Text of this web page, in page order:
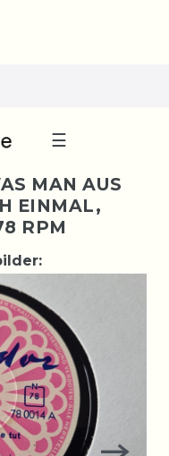
☰
MAN AUS
EINMAL,
RPM